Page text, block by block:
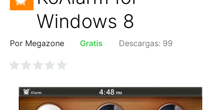
Windows 8
Por Megazone Gratis Descargas: 99